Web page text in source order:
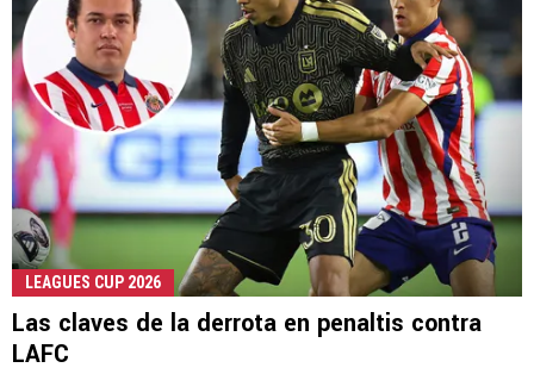
LEAGUES CUP 2026
Las claves de la derrota en penaltis contra
LAFC